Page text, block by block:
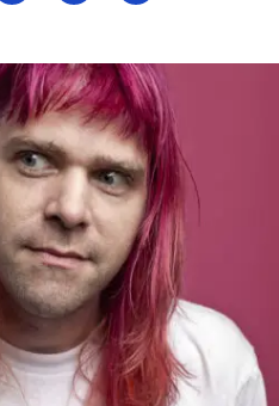
en
Instagram
en
YouTube
en
TikTok